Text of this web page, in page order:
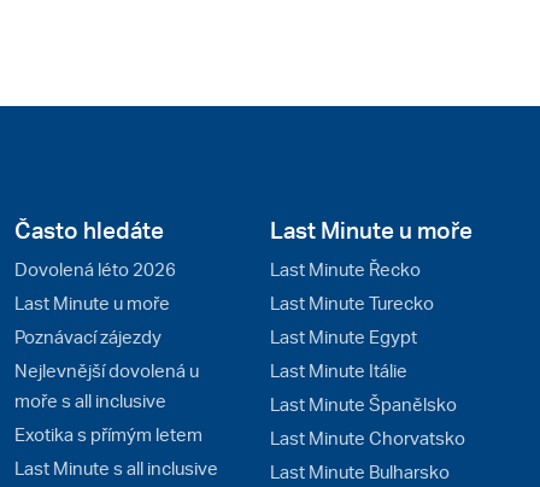
Často hledáte
Dovolená léto 2026
Last Minute u moře
Poznávací zájezdy
Nejlevnější dovolená u
moře s all inclusive
Exotika s přímým letem
Last Minute s all inclusive
Last Minute u moře
Last Minute Řecko
Last Minute Turecko
Last Minute Egypt
Last Minute Itálie
Last Minute Španělsko
Last Minute Chorvatsko
Last Minute Bulharsko